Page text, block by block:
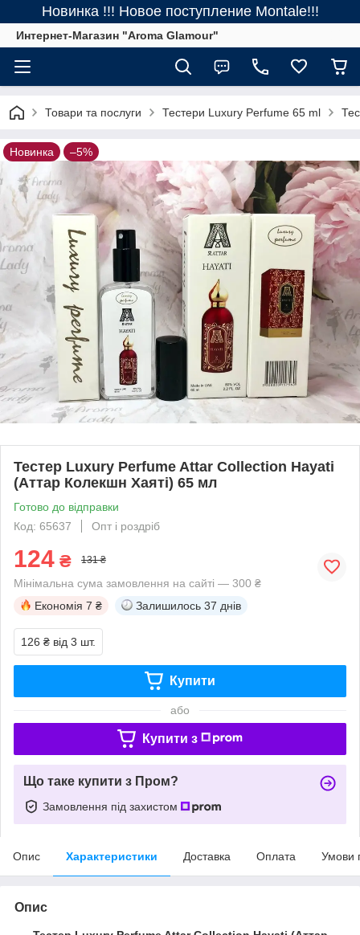
Новинка !!! Новое поступление Montale!!!
Интернет-Магазин "Aroma Glamour"
Товари та послуги Тестери Luxury Perfume 65 ml
Новинка –5%
Тестер Luxury Perfume Attar Collection Hayati
(Аттар Колекшн Хаяті) 65 мл
Готово до відправки
Код: 65637
Опт і роздріб
124 ₴ 131 ₴
Мінімальна сума замовлення на сайті — 300 ₴
Економія 7 ₴ Залишилось 37 днів
126 ₴ від 3 шт.
Купити
або
Купити з
Що таке купити з Пром?
Замовлення під захистом
Опис Характеристики Доставка Оплата Умови
Опис